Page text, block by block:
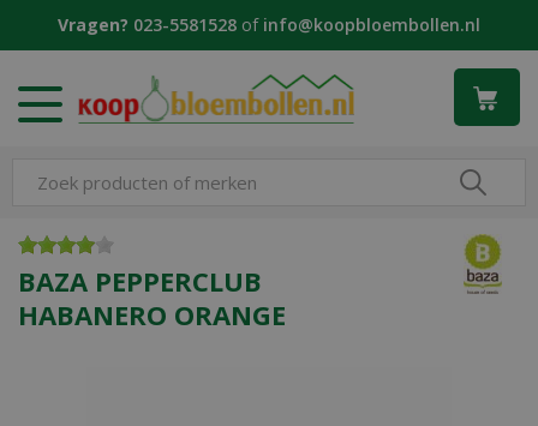
Vragen? 023-5581528 of info@koopbloembollen.nl
BAZA PEPPERCLUB
HABANERO ORANGE